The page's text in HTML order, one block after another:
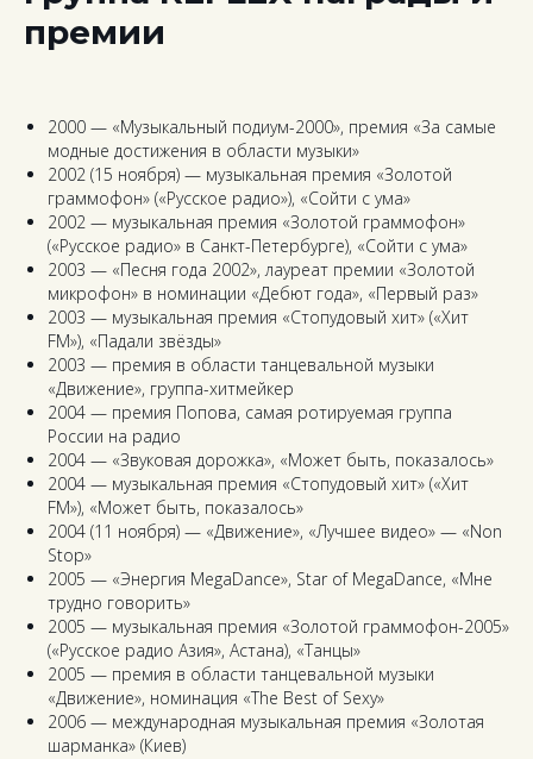
премии
2000 — «Музыкальный подиум-2000», премия «За самые
модные достижения в области музыки»
2002 (15 ноября) — музыкальная премия «Золотой
граммофон» («Русское радио»), «Сойти с ума»
2002 — музыкальная премия «Золотой граммофон»
(«Русское радио» в Санкт-Петербурге), «Сойти с ума»
2003 — «Песня года 2002», лауреат премии «Золотой
микрофон» в номинации «Дебют года», «Первый раз»
2003 — музыкальная премия «Стопудовый хит» («Хит
FM»), «Падали звёзды»
2003 — премия в области танцевальной музыки
«Движение», группа-хитмейкер
2004 — премия Попова, самая ротируемая группа
России на радио
2004 — «Звуковая дорожка», «Может быть, показалось»
2004 — музыкальная премия «Стопудовый хит» («Хит
FM»), «Может быть, показалось»
2004 (11 ноября) — «Движение», «Лучшее видео» — «Non
Stop»
2005 — «Энергия MegaDance», Star of MegaDance, «Мне
трудно говорить»
2005 — музыкальная премия «Золотой граммофон-2005»
(«Русское радио Азия», Астана), «Танцы»
2005 — премия в области танцевальной музыки
«Движение», номинация «The Best of Sexy»
2006 — международная музыкальная премия «Золотая
шарманка» (Киев)